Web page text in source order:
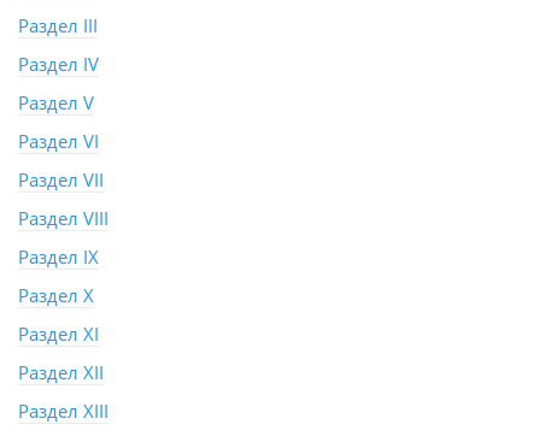
Раздел III
Раздел IV
Раздел V
Раздел VI
Раздел VII
Раздел VIII
Раздел IX
Раздел X
Раздел XI
Раздел XII
Раздел XIII